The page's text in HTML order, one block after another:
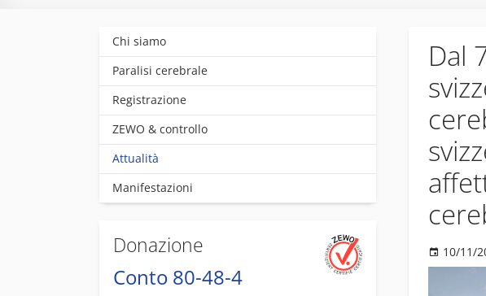
Chi siamo
Paralisi cerebrale
Registrazione
ZEWO & controllo
Attualità
Manifestazioni
Donazione
Conto 80-48-4
Dal
10/11/